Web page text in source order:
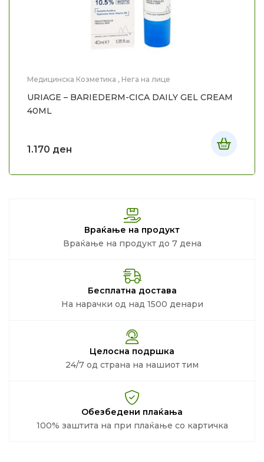
Медицинска Козметика , Нега на лице
URIAGE – BARIEDERM-CICA DAILY GEL CREAM
40ML
1.170 ден
Враќање на продукт
Враќање на продукт до 7 дена
Бесплатна достава
На нарачки од над 1500 денари
Целосна подршка
24/7 од страна на нашиот тим
Обезбедени плаќања
100% заштита на при плаќање со картичка